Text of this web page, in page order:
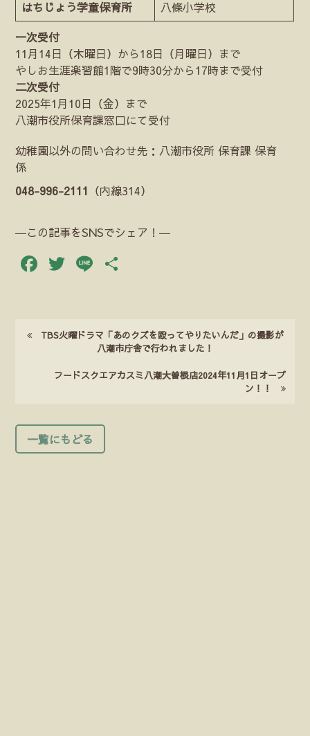
はちじょう学童保育所
八條小学校
一次受付
11月14日（木曜日）から18日（月曜日）まで
やしお生涯楽習館1階で9時30分から17時まで受付
二次受付
2025年1月10日（金）まで
八潮市役所保育課窓口にて受付
幼稚園以外の問い合わせ先：八潮市役所 保育課 保育
係
048-996-2111 （内線314）
―この記事をSNSでシェア！―
Facebook
Twitter
Line
TBS火曜ドラマ「あのクズを殴ってやりたいんだ」の撮影が
八潮市庁舎で行われました！
フードスクエアカスミ八潮大曽根店2024年11月1日オープ
ン！！
一覧にもどる